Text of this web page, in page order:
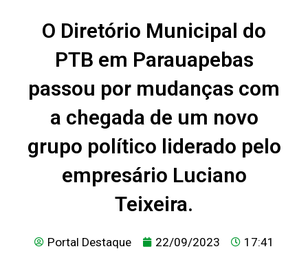
O Diretório Municipal do
PTB em Parauapebas
passou por mudanças com
a chegada de um novo
grupo político liderado pelo
empresário Luciano
Teixeira.
Portal Destaque 22/09/2023 17:41